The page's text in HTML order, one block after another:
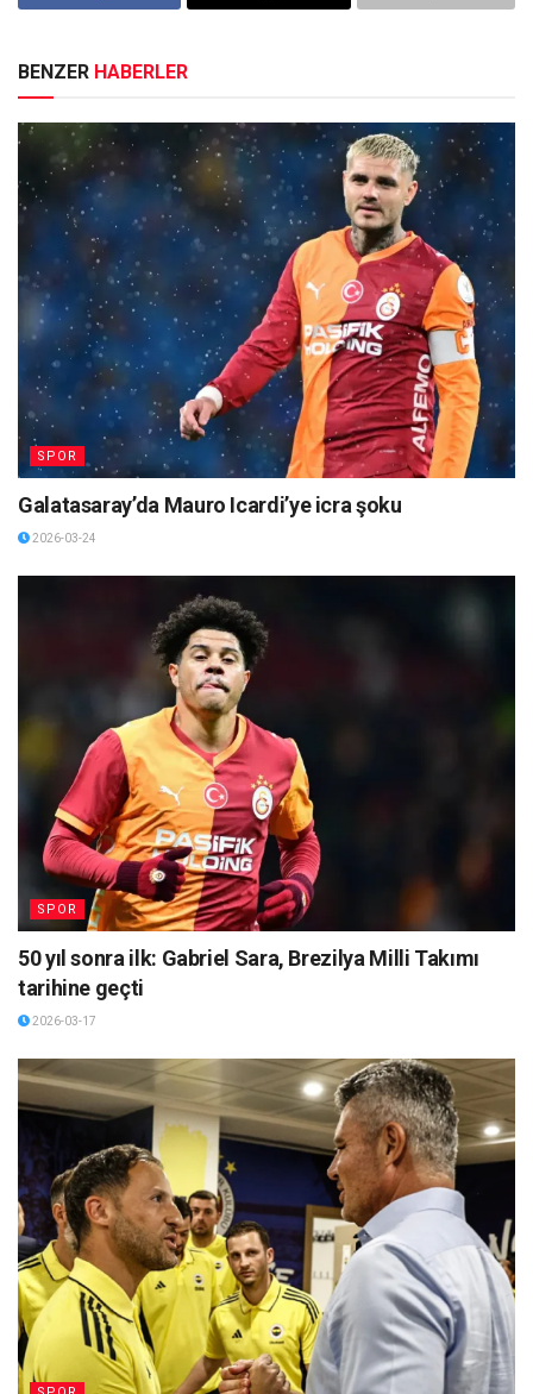
BENZER HABERLER
SPOR
Galatasaray’da Mauro Icardi’ye icra şoku
2026-03-24
SPOR
50 yıl sonra ilk: Gabriel Sara, Brezilya Milli Takımı
tarihine geçti
2026-03-17